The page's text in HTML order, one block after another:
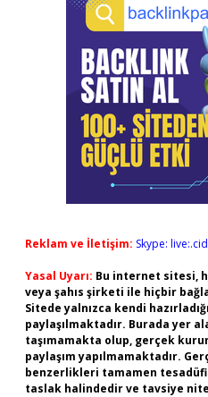
Reklam ve İletişim: Skype:
Yasal Uyarı: Bu internet sitesi,
veya şahıs şirketi ile hiçbir
Sitede yalnızca kendi
paylaşılmaktadır. Burada yer
taşımamakta olup, gerçek
paylaşım yapılmamaktadır.
benzerlikleri tamamen
taslak halindedir ve tavsiye